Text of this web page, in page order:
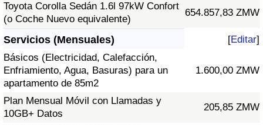
Toyota Corolla Sedán 1.6l 97kW Confort
(o Coche Nuevo equivalente)
654.857,83 ZMW
Servicios (Mensuales) [Editar]
Básicos (Electricidad, Calefacción,
Enfriamiento, Agua, Basuras) para un
apartamento de 85m2
1.600,00 ZMW
Plan Mensual Móvil con Llamadas y
10GB+ Datos
205,85 ZMW